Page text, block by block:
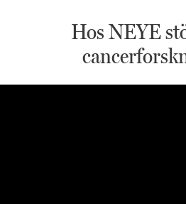
Hos NEYE